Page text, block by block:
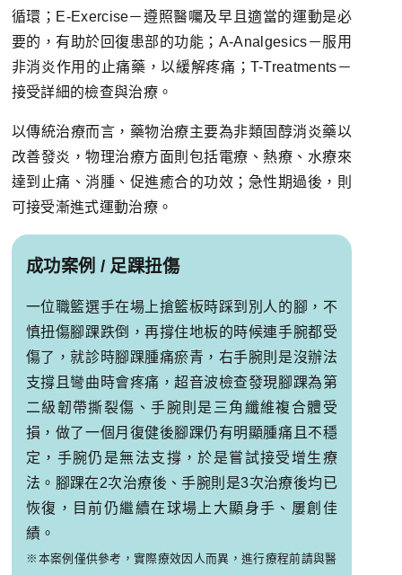
循環；E-Exercise－遵照醫囑及早且適當的運動是必
要的，有助於回復患部的功能；A-Analgesics－服用
非消炎作用的止痛藥，以緩解疼痛；T-Treatments－
接受詳細的檢查與治療。
以傳統治療而言，藥物治療主要為非類固醇消炎藥以
改善發炎，物理治療方面則包括電療、熱療、水療來
達到止痛、消腫、促進癒合的功效；急性期過後，則
可接受漸進式運動治療。
成功案例 / 足踝扭傷
一位職籃選手在場上搶籃板時踩到別人的腳，不
慎扭傷腳踝跌倒，再撐住地板的時候連手腕都受
傷了，就診時腳踝腫痛瘀青，右手腕則是沒辦法
支撐且彎曲時會疼痛，超音波檢查發現腳踝為第
二級韌帶撕裂傷、手腕則是三角纖維複合體受
損，做了一個月復健後腳踝仍有明顯腫痛且不穩
定，手腕仍是無法支撐，於是嘗試接受增生療
法。腳踝在2次治療後、手腕則是3次治療後均已
恢復，目前仍繼續在球場上大顯身手、屢創佳
績。
※本案例僅供參考，實際療效因人而異，進行療程前請與醫